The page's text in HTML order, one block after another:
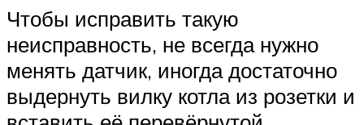
Чтобы исправить такую
неисправность, не всегда нужно
менять датчик, иногда достаточно
выдернуть вилку котла из розетки и